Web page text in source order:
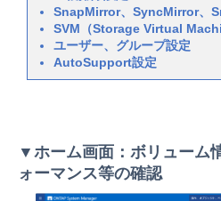
SnapMirror、SyncMirror、
SVM（Storage Virtual
ユーザー、グループ設定
AutoSupport設定
▼ホーム画面：ボリューム
ォーマンス等の確認